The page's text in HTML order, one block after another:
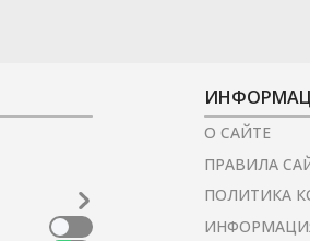
О САЙТЕ
ПРАВИЛА
ПОЛИТИКА